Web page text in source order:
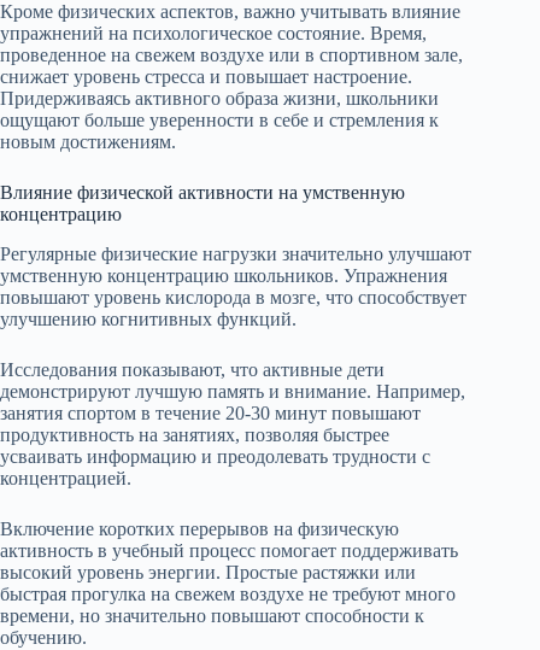
Кроме физических аспектов, важно учитывать влияние
упражнений на психологическое состояние. Время,
проведенное на свежем воздухе или в спортивном зале,
снижает уровень стресса и повышает настроение.
Придерживаясь активного образа жизни, школьники
ощущают больше уверенности в себе и стремления к
новым достижениям.
Влияние физической активности на умственную
концентрацию
Регулярные физические нагрузки значительно улучшают
умственную концентрацию школьников. Упражнения
повышают уровень кислорода в мозге, что способствует
улучшению когнитивных функций.
Исследования показывают, что активные дети
демонстрируют лучшую память и внимание. Например,
занятия спортом в течение 20-30 минут повышают
продуктивность на занятиях, позволяя быстрее
усваивать информацию и преодолевать трудности с
концентрацией.
Включение коротких перерывов на физическую
активность в учебный процесс помогает поддерживать
высокий уровень энергии. Простые растяжки или
быстрая прогулка на свежем воздухе не требуют много
времени, но значительно повышают способности к
обучению.